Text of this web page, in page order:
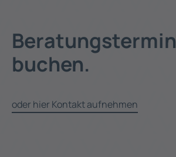
Beratungstermin
buchen.
oder hier Kontakt aufnehmen